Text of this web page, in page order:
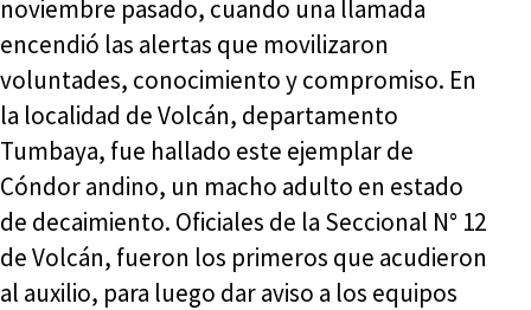
noviembre pasado, cuando una llamada
encendió las alertas que movilizaron
voluntades, conocimiento y compromiso. En
la localidad de Volcán, departamento
Tumbaya, fue hallado este ejemplar de
Cóndor andino, un macho adulto en estado
de decaimiento. Oficiales de la Seccional N° 12
de Volcán, fueron los primeros que acudieron
al auxilio, para luego dar aviso a los equipos